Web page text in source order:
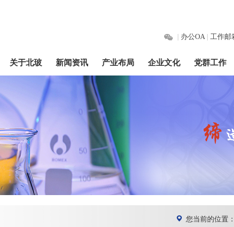
办公OA| 工作邮
关于北玻 新闻资讯 产业布局 企业文化 党群工作
您当前的位置：